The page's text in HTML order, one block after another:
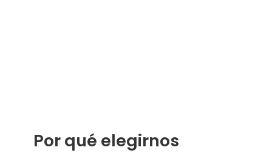
Por qué elegirnos